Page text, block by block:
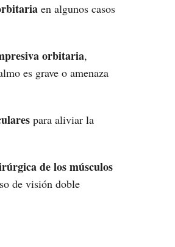
en algunos casos
orbitaria,
es grave o amenaza
para aliviar la
de los músculos
de visión doble